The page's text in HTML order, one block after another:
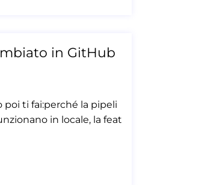
in GitHub
poi ti fai:perché la pipeli
in locale, la feat